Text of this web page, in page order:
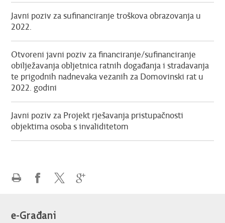
Javni poziv za sufinanciranje troškova obrazovanja u
2022.
Otvoreni javni poziv za financiranje/sufinanciranje
obilježavanja obljetnica ratnih događanja i stradavanja
te prigodnih nadnevaka vezanih za Domovinski rat u
2022. godini
Javni poziv za Projekt rješavanja pristupačnosti
objektima osoba s invaliditetom
Facebooku
X-
e-Građani